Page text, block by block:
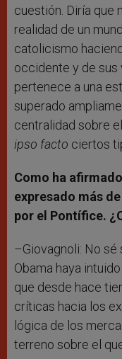
cuestión. Diría que
realidad de un
catolicismo
occidente y de sus
pertenece a una
superado
centralidad sobre
ipso facto ciertos
Como ha
expresado más
por el Pontífice.
–Giovagnoli: No sé
Obama haya
que desde hace
críticas hacia los
lógica de los
terreno sobre el